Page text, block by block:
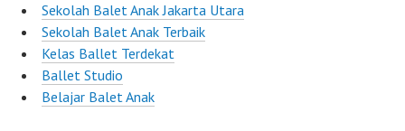
Sekolah Balet Anak Jakarta Utara
Sekolah Balet Anak Terbaik
Kelas Ballet Terdekat
Ballet Studio
Belajar Balet Anak